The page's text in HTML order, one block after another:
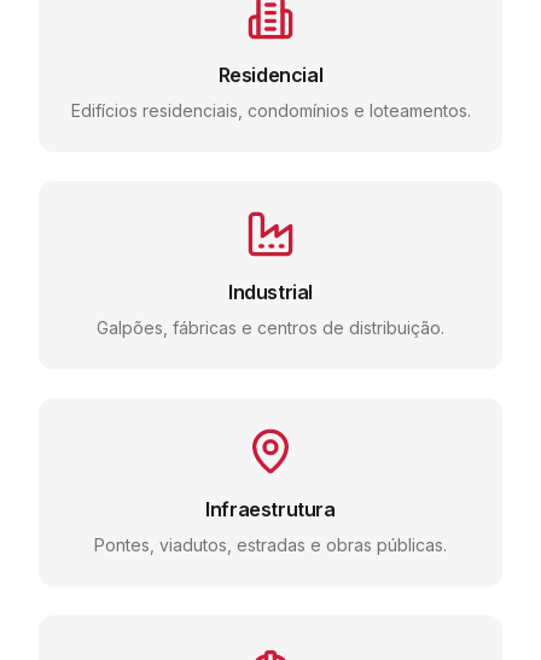
Residencial
Edifícios residenciais, condomínios e loteamentos.
Industrial
Galpões, fábricas e centros de distribuição.
Infraestrutura
Pontes, viadutos, estradas e obras públicas.